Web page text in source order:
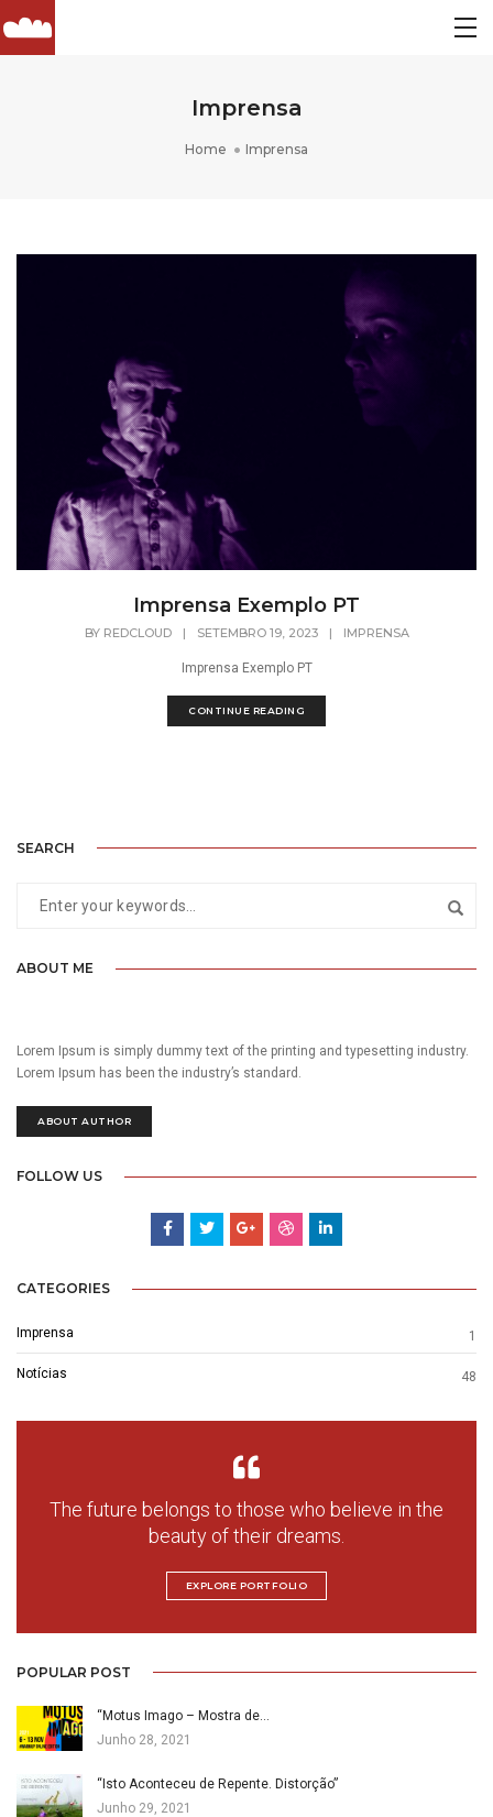
Imprensa
Home Imprensa
Imprensa Exemplo PT
BY REDCLOUD | SETEMBRO 19, 2023 | IMPRENSA
Imprensa Exemplo PT
CONTINUE READING
SEARCH
ABOUT ME
Lorem Ipsum is simply dummy text of the printing and typesetting industry.
Lorem Ipsum has been the industry’s standard.
ABOUT AUTHOR
FOLLOW US
CATEGORIES
Imprensa 1
Notícias 48
The future belongs to those who believe in the
beauty of their dreams.
EXPLORE PORTFOLIO
POPULAR POST
“Motus Imago – Mostra de…
Junho 28, 2021
“Isto Aconteceu de Repente. Distorção”
Junho 29, 2021